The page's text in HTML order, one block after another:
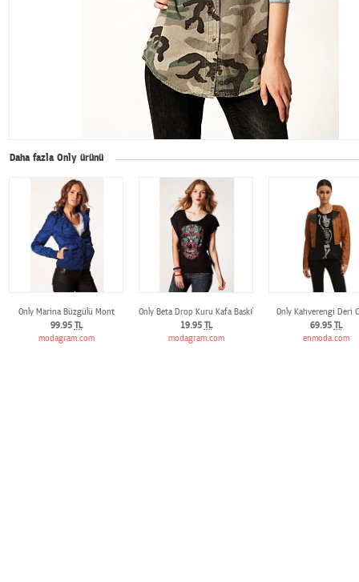
Daha fazla Only ürünü
Only Marina Büzgülü Mont
99.95 TL
modagram.com
Only Beta Drop Kuru Kafa Baskılı Tişört
19.95 TL
modagram.com
Only Kahverengi Deri
69.95 TL
enmoda.com